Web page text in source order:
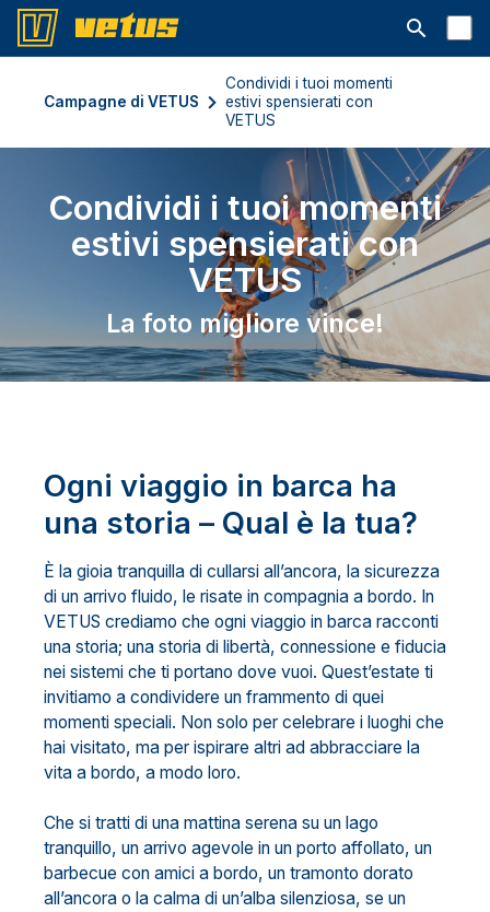
Aprire la
Campagne di VETUS
Condividi i tuoi momenti
estivi spensierati con
VETUS
Condividi i tuoi momenti
estivi spensierati con
VETUS
La foto migliore vince!
Ogni viaggio in barca ha
una storia – Qual è la tua?
È la gioia tranquilla di cullarsi all’ancora, la sicurezza
di un arrivo fluido, le risate in compagnia a bordo. In
VETUS crediamo che ogni viaggio in barca racconti
una storia; una storia di libertà, connessione e fiducia
nei sistemi che ti portano dove vuoi. Quest’estate ti
invitiamo a condividere un frammento di quei
momenti speciali. Non solo per celebrare i luoghi che
hai visitato, ma per ispirare altri ad abbracciare la
vita a bordo, a modo loro.
Che si tratti di una mattina serena su un lago
tranquillo, un arrivo agevole in un porto affollato, un
barbecue con amici a bordo, un tramonto dorato
all’ancora o la calma di un’alba silenziosa, se un